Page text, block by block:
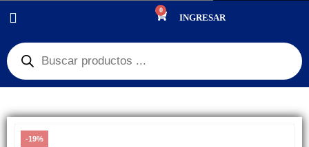
0
INGRESAR
BATERÍAS
-19%